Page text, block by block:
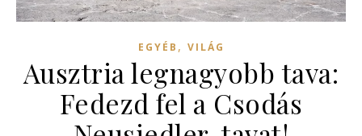
EGYÉB , VILÁG
Ausztria legnagyobb tava:
Fedezd fel a Csodás